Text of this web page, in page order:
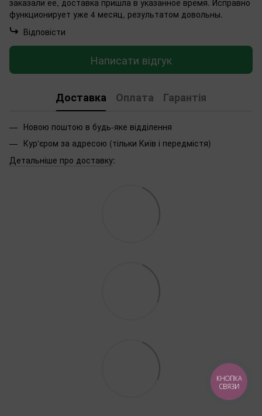
заказали ее, доставка пришла в указанное время. Исправно
функционирует уже 4 месяц, результатом довольны.
Відповісти
Написати відгук
Доставка Оплата Гарантія
Новою поштою в будь-яке відділення
Кур'єром за адресою (тільки Київ і передмістя)
Детальніше про доставку:
КНОПКА
СВЯЗИ